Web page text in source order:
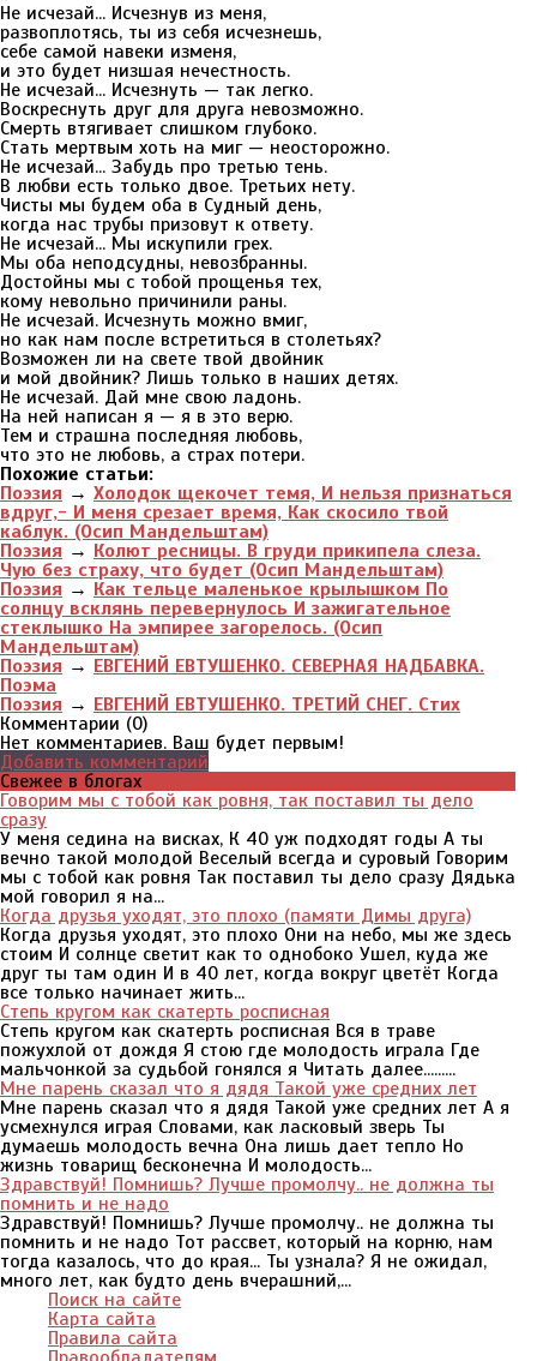
Не исчезай... Исчезнув из меня,
развоплотясь, ты из себя исчезнешь,
себе самой навеки изменя,
и это будет низшая нечестность.
Не исчезай... Исчезнуть — так легко.
Воскреснуть друг для друга невозможно.
Смерть втягивает слишком глубоко.
Стать мертвым хоть на миг — неосторожно.
Не исчезай... Забудь про третью тень.
В любви есть только двое. Третьих нету.
Чисты мы будем оба в Судный день,
когда нас трубы призовут к ответу.
Не исчезай... Мы искупили грех.
Мы оба неподсудны, невозбранны.
Достойны мы с тобой прощенья тех,
кому невольно причинили раны.
Не исчезай. Исчезнуть можно вмиг,
но как нам после встретиться в столетьях?
Возможен ли на свете твой двойник
и мой двойник? Лишь только в наших детях.
Не исчезай. Дай мне свою ладонь.
На ней написан я — я в это верю.
Тем и страшна последняя любовь,
что это не любовь, а страх потери.
Похожие статьи:
Поэзия → Холодок щекочет темя, И нельзя признаться
вдруг,- И меня срезает время, Как скосило твой
каблук. (Осип Мандельштам)
Поэзия → Колют ресницы. В груди прикипела слеза.
Чую без страху, что будет (Осип Мандельштам)
Поэзия → Как тельце маленькое крылышком По
солнцу всклянь перевернулось И зажигательное
стеклышко На эмпирее загорелось. (Осип
Мандельштам)
Поэзия → ЕВГЕНИЙ ЕВТУШЕНКО. СЕВЕРНАЯ НАДБАВКА.
Поэма
Поэзия → ЕВГЕНИЙ ЕВТУШЕНКО. ТРЕТИЙ СНЕГ. Стих
Комментарии (0)
Нет комментариев. Ваш будет первым!
Добавить комментарий
Свежее в блогах
Говорим мы с тобой как ровня, так поставил ты дело
сразу
У меня седина на висках, К 40 уж подходят годы А ты
вечно такой молодой Веселый всегда и суровый Говорим
мы с тобой как ровня Так поставил ты дело сразу Дядька
мой говорил я на...
Когда друзья уходят, это плохо (памяти Димы друга)
Когда друзья уходят, это плохо Они на небо, мы же здесь
стоим И солнце светит как то однобоко Ушел, куда же
друг ты там один И в 40 лет, когда вокруг цветёт Когда
все только начинает жить...
Степь кругом как скатерть росписная
Степь кругом как скатерть росписная Вся в траве
пожухлой от дождя Я стою где молодость играла Где
мальчонкой за судьбой гонялся я Читать далее.........
Мне парень сказал что я дядя Такой уже средних лет
Мне парень сказал что я дядя Такой уже средних лет А я
усмехнулся играя Словами, как ласковый зверь Ты
думаешь молодость вечна Она лишь дает тепло Но
жизнь товарищ бесконечна И молодость...
Здравствуй! Помнишь? Лучше промолчу.. не должна ты
помнить и не надо
Здравствуй! Помнишь? Лучше промолчу.. не должна ты
помнить и не надо Тот рассвет, который на корню, нам
тогда казалось, что до края... Ты узнала? Я не ожидал,
много лет, как будто день вчерашний,...
Поиск на сайте
Карта сайта
Правила сайта